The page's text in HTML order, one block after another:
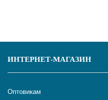
ИНТЕРНЕТ-МАГАЗИН
Оптовикам